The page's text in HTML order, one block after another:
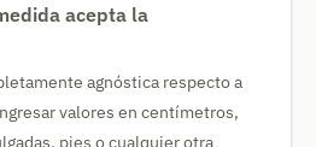
acepta la
agnóstica respecto a
valores en centímetros,
pies o cualquier otra